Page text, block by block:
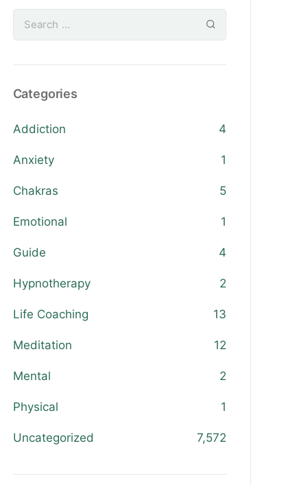
Categories
Addiction 4
Anxiety 1
Chakras 5
Emotional 1
Guide 4
Hypnotherapy 2
Life Coaching 13
Meditation 12
Mental 2
Physical 1
Uncategorized 7,572